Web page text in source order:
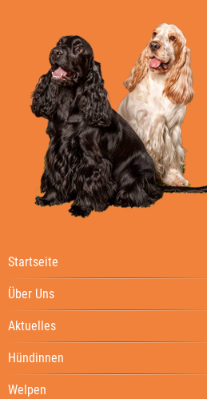
Startseite
Über Uns
Aktuelles
Hündinnen
Welpen